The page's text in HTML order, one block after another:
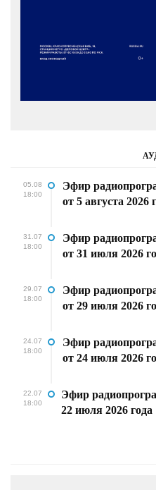
05.08
18:00
Эфир
от 5 августа 2026
31.07
18:00
Эфир
от 31 июля 2026
29.07
18:00
Эфир
от 29 июля 2026
24.07
18:00
Эфир
от 24 июля 2026
22.07
18:00
Эфир
22 июля 2026 года